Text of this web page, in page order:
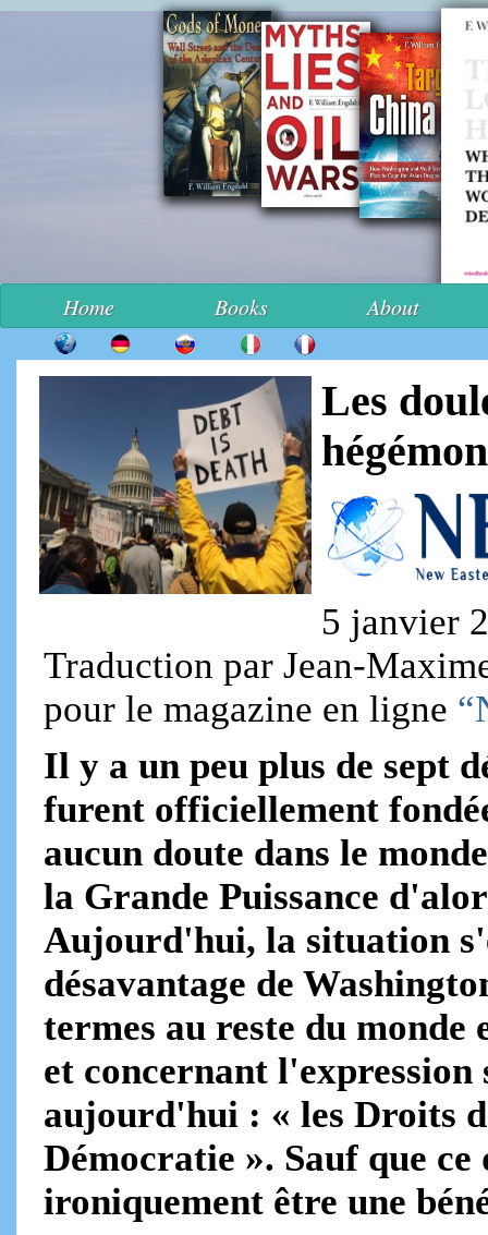
Home Books About
Les
5 janvier
Traduction par Jean-
pour le magazine en ligne
Il y a un peu plus de sept
furent officiellement
aucun doute dans le
la Grande Puissance
Aujourd'hui, la situation
désavantage de
termes au reste du
et concernant
aujourd'hui : « les Droits
Démocratie ». Sauf que
ironiquement être une